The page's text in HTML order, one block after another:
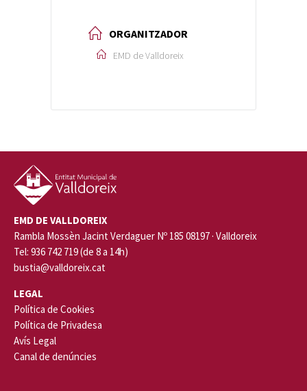
ORGANITZADOR
EMD de Valldoreix
EMD DE VALLDOREIX
Rambla Mossèn Jacint Verdaguer Nº 185 08197 · Valldoreix
Tel: 936 742 719 (de 8 a 14h)
bustia@valldoreix.cat
LEGAL
Política de Cookies
Política de Privadesa
Avís Legal
Canal de denúncies